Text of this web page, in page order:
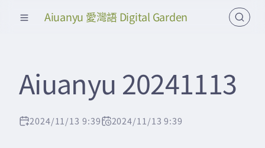
Aiuanyu 愛灣語 Digital Garden
Aiuanyu 20241113
2024/11/13 9:39 2024/11/13 9:39